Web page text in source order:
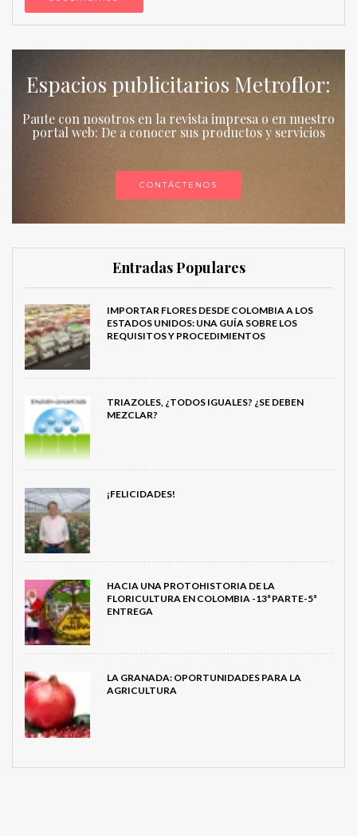
Espacios publicitarios Metroflor:
Paute con nosotros en la revista impresa o en nuestro
portal web: De a conocer sus productos y servicios
CONTÁCTENOS
Entradas Populares
IMPORTAR FLORES DESDE COLOMBIA A LOS
ESTADOS UNIDOS: UNA GUÍA SOBRE LOS
REQUISITOS Y PROCEDIMIENTOS
TRIAZOLES, ¿TODOS IGUALES? ¿SE DEBEN
MEZCLAR?
¡FELICIDADES!
HACIA UNA PROTOHISTORIA DE LA
FLORICULTURA EN COLOMBIA -13ª PARTE-5ª
ENTREGA
LA GRANADA: OPORTUNIDADES PARA LA
AGRICULTURA